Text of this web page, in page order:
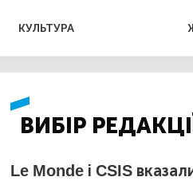
КУЛЬТУРА
ВИБІР
Le Monde і CSIS